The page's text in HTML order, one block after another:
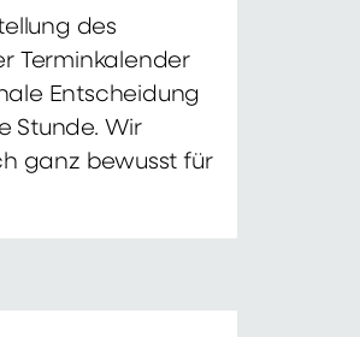
des
Terminkalender
Entscheidung
Stunde. Wir
ganz bewusst für